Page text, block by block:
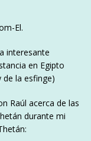
El.
interesante
en Egipto
de la esfinge)
Raúl acerca de las
durante mi